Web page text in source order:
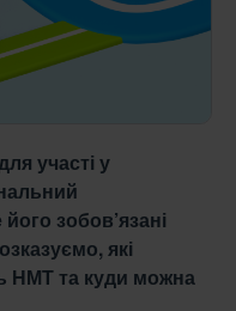
участі у
зобов’язані
які
НМТ та куди можна